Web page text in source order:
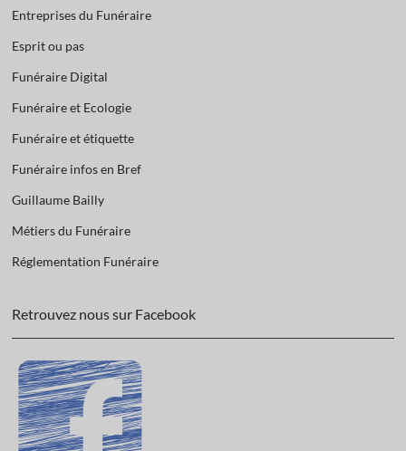
Entreprises du Funéraire
Esprit ou pas
Funéraire Digital
Funéraire et Ecologie
Funéraire et étiquette
Funéraire infos en Bref
Guillaume Bailly
Métiers du Funéraire
Réglementation Funéraire
Retrouvez nous sur Facebook